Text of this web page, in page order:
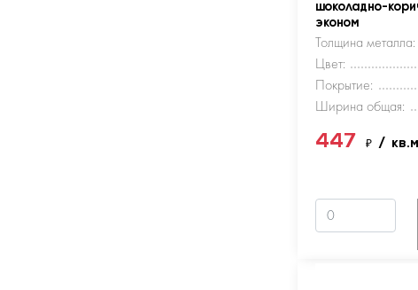
шоколадно-
эконом
Толщина металла:
Цвет:
Покрытие:
Ширина общая:
447₽/ кв.м